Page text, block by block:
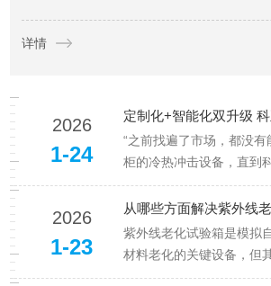
温变试验箱的正确使用方法：1.使用前的准
准：根据被测产品的特性和应用环境，确定
详情
2026
1-24
“之前找遍了市场，都没
柜的冷热冲击设备，直到
款，才解决了我们的测试
工程师的感慨，道出了众
共同需求。随着储能、重
域产品尺寸不断增大，传
2026
1-23
从哪些方面解决紫外线
紫外线老化试验箱是模拟
材料老化的关键设备，但
多种故障，需结合具体现